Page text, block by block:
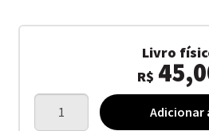
Livro
R$
Nosso
amor
Adicionar